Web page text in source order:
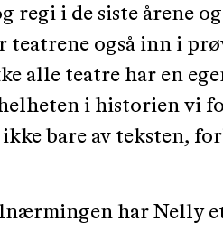
regi i de siste årene
teatrene også inn i
alle teatre har en
i historien vi
bare av teksten,
har Nelly